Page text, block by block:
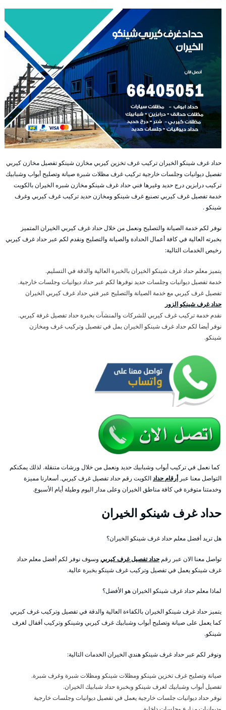
حداد غرف شينكو الخيران تركيب غرف تخزين كيربي مخازن شينكو تفصيل مخازن كيربي
تفصيل ديوانيات وجلسات خارجية تركيب غرف مظلات شبرة صيانة وتصليح أبواب وشبابيك
تركيب درابزين درج حديد وغيرها فني حداد غرف شينكو مخازن شبره الخيران بالكويت
خدمة تفصيل غرف كيربي تصنيع غرف شينكو ومخازن حديد تركيب غرف كيربي وغرف
شينكو .
نوفر لكم خدمة الصيانة والتصليح ونعمل من خلال حداد غرف كيربي الخيران المتميز
بخبرته العالية في كافة أعمال الحدادة والصيانة والتصليح ونقدم لكم عبر حداد غرف كيربي
رخيص الخدمات التالية:
يتميز معلم حداد غرف شينكو الخيران بالخبرة العالية والدقة في التسليم.
خدمة تفصيل ديوانيات وجلسات حديد نوفرها لكم عبر حداد ديوانيات وجلسات خارجية.
تفصيل غرف كيربي مع خدمة الصيانة والتصليح عبر فني حداد غرف كيربي الخيران
حداد غرف شينكو الزور
نقدم خدمة تركيب غرف كيربي للشركات والمنشآت بخبرة حداد تفصيل غرفة كيربي.
نوفر أيضا لكم حداد غرف شينكو الخيران يمل في تفصيل وتركيب غرف ومخازن
شينكو.
كما نعمل في تركيب أبواب وشبابيك حديد ونعمل من خلال ورشات متنقلة. لذلك يمكنكم
التواصل معنا عبرأرقام حدادالكويت رقم حداد تفصيل غرف كيربي. أسعارنا مميزة
وخدمتنا متوفرة في كافة مناطق الخيران وعلى مدار اليوم وطيلة أيام الأسبوع.
حداد غرف شينكو الخيران
هل تريد أفضل معلم حداد غرف شينكو الخيران؟
تواصل معنا الان عبر رقم حداد تفصيل غرف كيربي وسوف نوفر لكم أفضل معلم حداد
غرف شينكو يعمل في تفصيل وتركيب غرف شينكو بخبرة عالية.
لماذا معلم حداد غرف شينكو الخيران هو الأفضل؟
يتميز حداد غرف شينكو الخيران بالكفاءة العالية والدقة في تفصيل وتركيب غرف كيربي
كما يعمل على صيانة وتصليح أبواب وشبابيك غرف كيربي وشينكو وتركيب أقفال لغرف
شينكو.
ونوفر لكم عبر حداد غرف شينكو هندي الخيران الخدمات التالية:
صيانة وتصليح غرف تخزين شينكو ومظلات شينكو ومظلات شبرة وغرف شبرة.
تفصيل أبواب وشبابيك لغرف شينكو وبخبرة حداد شبابيك الخيران.
نوفر حداد ديوانيات جلسات خارجية يعمل في تفصيل ديوانيات وجلسات خارجية